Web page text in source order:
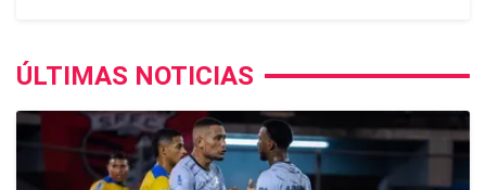
ÚLTIMAS NOTICIAS